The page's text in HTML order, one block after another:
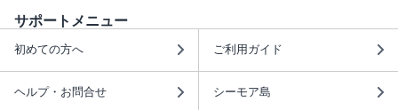
サポートメニュー
初めての方へ ご利用ガイド
ヘルプ・お問合せ シーモア島